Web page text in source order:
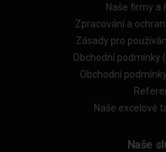
Naše firmy a
Zpracování a
Zásady pro
Obchodní podmínky
Obchodní
Naše excelové
Naše